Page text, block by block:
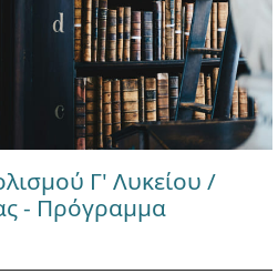
Γ' Λυκείου /
- Πρόγραμμα